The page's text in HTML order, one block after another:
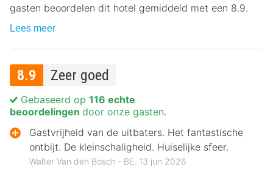
gasten beoordelen dit hotel gemiddeld met een 8.9.
Lees meer
8.9 Zeer goed
Gebaseerd op 116 echte
beoordelingen door onze gasten.
Gastvrijheid van de uitbaters. Het fantastische
ontbijt. De kleinschaligheid. Huiselijke sfeer.
Walter Van den Bosch ‐ BE, 13 jun 2026